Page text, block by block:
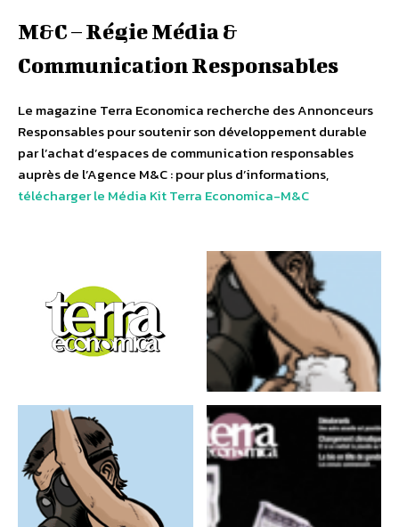
M&C – Régie Média &
Communication Responsables
Le magazine Terra Economica recherche des Annonceurs
Responsables pour soutenir son développement durable
par l’achat d’espaces de communication responsables
auprès de l’Agence M&C : pour plus d’informations,
télécharger le Média Kit Terra Economica-M&C